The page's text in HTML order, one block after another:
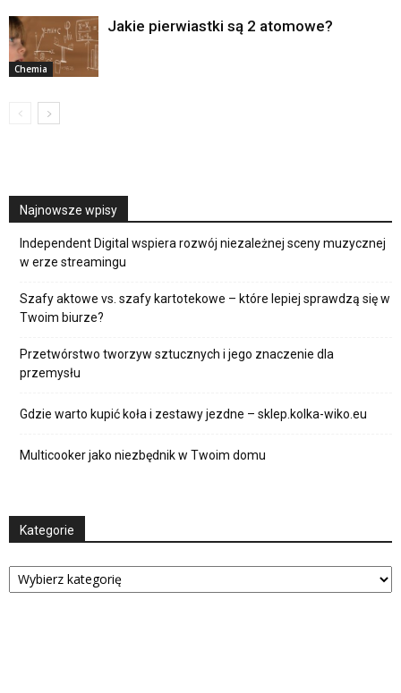
Chemia
Jakie pierwiastki są 2 atomowe?
Najnowsze wpisy
Independent Digital wspiera rozwój niezależnej sceny muzycznej
w erze streamingu
Szafy aktowe vs. szafy kartotekowe – które lepiej sprawdzą się w
Twoim biurze?
Przetwórstwo tworzyw sztucznych i jego znaczenie dla
przemysłu
Gdzie warto kupić koła i zestawy jezdne – sklep.kolka-wiko.eu
Multicooker jako niezbędnik w Twoim domu
Kategorie
Kategorie